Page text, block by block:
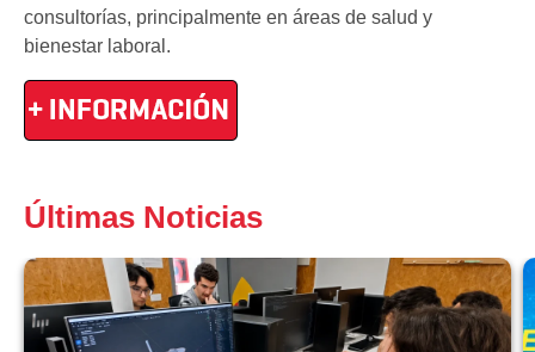
consultorías, principalmente en áreas de salud y
bienestar laboral.
Últimas Noticias